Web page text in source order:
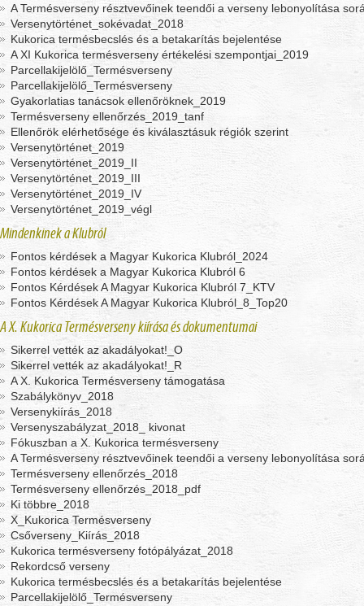
A Termésverseny résztvevőinek teendői a verseny lebonyolítása
Versenytörténet_sokévadat_2018
Kukorica termésbecslés és a betakarítás bejelentése
A XI Kukorica termésverseny értékelési szempontjai_2019
Parcellakijelölő_Termésverseny
Parcellakijelölő_Termésverseny
Gyakorlatias tanácsok ellenőröknek_2019
Termésverseny ellenőrzés_2019_tanf
Ellenőrök elérhetősége és kiválasztásuk régiók szerint
Versenytörténet_2019
Versenytörténet_2019_II
Versenytörténet_2019_III
Versenytörténet_2019_IV
Versenytörténet_2019_végl
Mindenkinek a Klubról
Fontos kérdések a Magyar Kukorica Klubról_2024
Fontos kérdések a Magyar Kukorica Klubról 6
Fontos Kérdések A Magyar Kukorica Klubról 7_KTV
Fontos Kérdések A Magyar Kukorica Klubról_8_Top20
A X. Kukorica Termésverseny kiírása és dokumentumai
Sikerrel vették az akadályokat!_O
Sikerrel vették az akadályokat!_R
A X. Kukorica Termésverseny támogatása
Szabálykönyv_2018
Versenykiírás_2018
Versenyszabályzat_2018_ kivonat
Fókuszban a X. Kukorica termésverseny
A Termésverseny résztvevőinek teendői a verseny lebonyolítása
Termésverseny ellenőrzés_2018
Termésverseny ellenőrzés_2018_pdf
Ki többre_2018
X_Kukorica Termésverseny
Csőverseny_Kiírás_2018
Kukorica termésverseny fotópályázat_2018
Rekordcső verseny
Kukorica termésbecslés és a betakarítás bejelentése
Parcellakijelölő_Termésverseny